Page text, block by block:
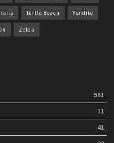
Turtle Beach Vendite
Zelda
561
11
41